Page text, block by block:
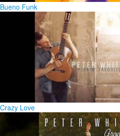
Bueno Funk
Crazy Love